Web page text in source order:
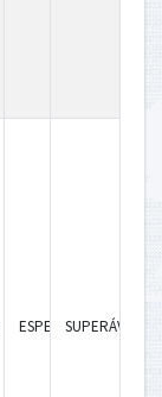
ESPECIALSUPERÁVIT